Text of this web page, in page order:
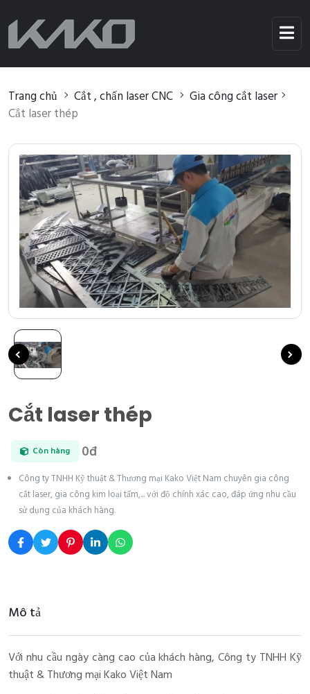
Trang chủ Cắt , chấn laser CNC
Gia công cắt laser
Cắt laser thép
Cắt laser thép
Còn hàng 0đ
Công ty TNHH Kỹ thuật & Thương mại Kako Việt Nam chuyên gia công
cắt laser, gia công kim loại tấm,... với độ chính xác cao, đáp ứng nhu cầu
sử dụng của khách hàng.
Mô tả
Với nhu cầu ngày càng cao của khách hàng, Công ty TNHH Kỹ
thuật & Thương mại Kako Việt Nam